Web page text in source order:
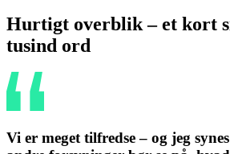
Hurtigt overblik – et kort
tusind ord
Vi er meget tilfredse – og jeg